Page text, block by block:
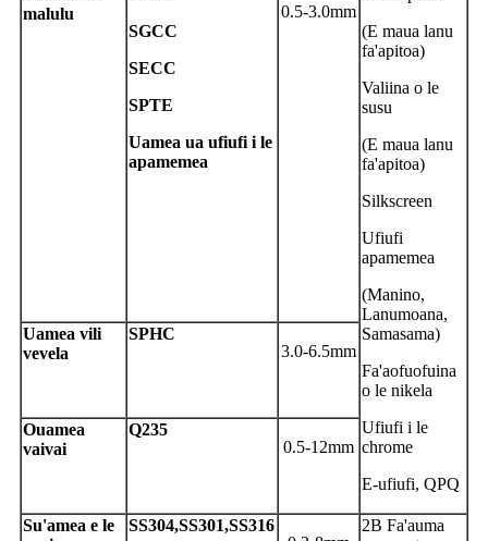
malulu
SGCC
SECC
SPTE
Uamea ua ufiufi i le
apamemea
0.5-3.0mm
(E maua lanu
fa'apitoa)
Valiina o le
susu
(E maua lanu
fa'apitoa)
Silkscreen
Ufiufi
apamemea
(Manino,
Lanumoana,
Samasama)
Fa'aofuofuina
o le nikela
Ufiufi i le
chrome
E-ufiufi, QPQ
Uamea vili
vevela
SPHC
3.0-6.5mm
Ouamea
vaivai
Q235
0.5-12mm
Su'amea e le
SS304,SS301,SS316
2B Fa'auma